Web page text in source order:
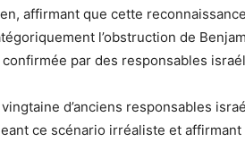
affirmant que cette
l’obstruction de
par des responsables
d’anciens responsables
ce scénario irréaliste et affirmant